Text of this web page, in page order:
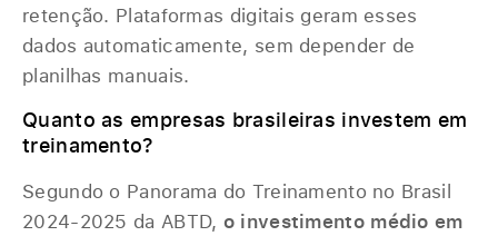
retenção. Plataformas digitais geram esses
dados automaticamente, sem depender de
planilhas manuais.
Quanto as empresas brasileiras investem em
treinamento?
Segundo o Panorama do Treinamento no Brasil
2024-2025 da ABTD, o investimento médio em